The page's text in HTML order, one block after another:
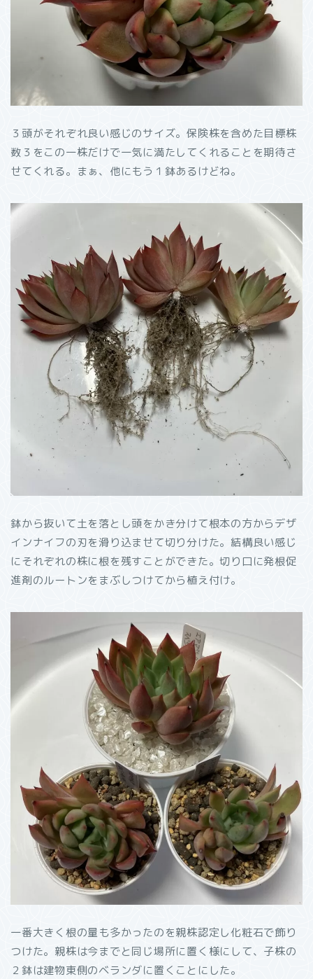
３頭がそれぞれ良い感じのサイズ。保険株を含めた目標株
数３をこの一株だけで一気に満たしてくれることを期待さ
せてくれる。まぁ、他にもう１鉢あるけどね。
鉢から抜いて土を落とし頭をかき分けて根本の方からデザ
インナイフの刃を滑り込ませて切り分けた。結構良い感じ
にそれぞれの株に根を残すことができた。切り口に発根促
進剤のルートンをまぶしつけてから植え付け。
一番大きく根の量も多かったのを親株認定し化粧石で飾り
つけた。親株は今までと同じ場所に置く様にして、子株の
２鉢は建物東側のベランダに置くことにした。